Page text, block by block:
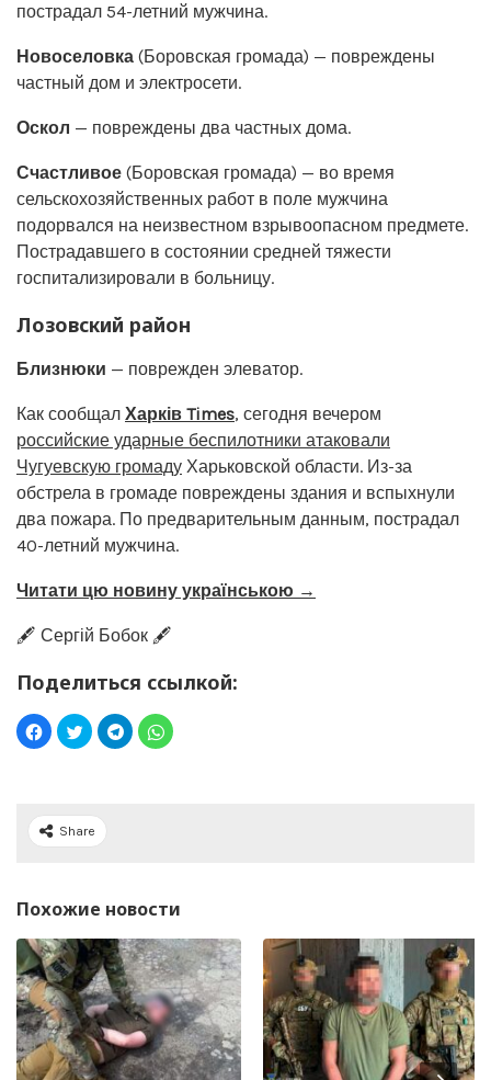
пострадал 54-летний мужчина.
Новоселовка (Боровская громада) — повреждены
частный дом и электросети.
Оскол — повреждены два частных дома.
Счастливое (Боровская громада) — во время
сельскохозяйственных работ в поле мужчина
подорвался на неизвестном взрывоопасном предмете.
Пострадавшего в состоянии средней тяжести
госпитализировали в больницу.
Лозовский район
Близнюки — поврежден элеватор.
Как сообщал Харків Times, сегодня вечером
российские ударные беспилотники атаковали
Чугуевскую громаду Харьковской области. Из-за
обстрела в громаде повреждены здания и вспыхнули
два пожара. По предварительным данным, пострадал
40-летний мужчина.
Читати цю новину українською →
🖋️ Сергій Бобок 🖋️
Поделиться ссылкой:
Share
Похожие новости